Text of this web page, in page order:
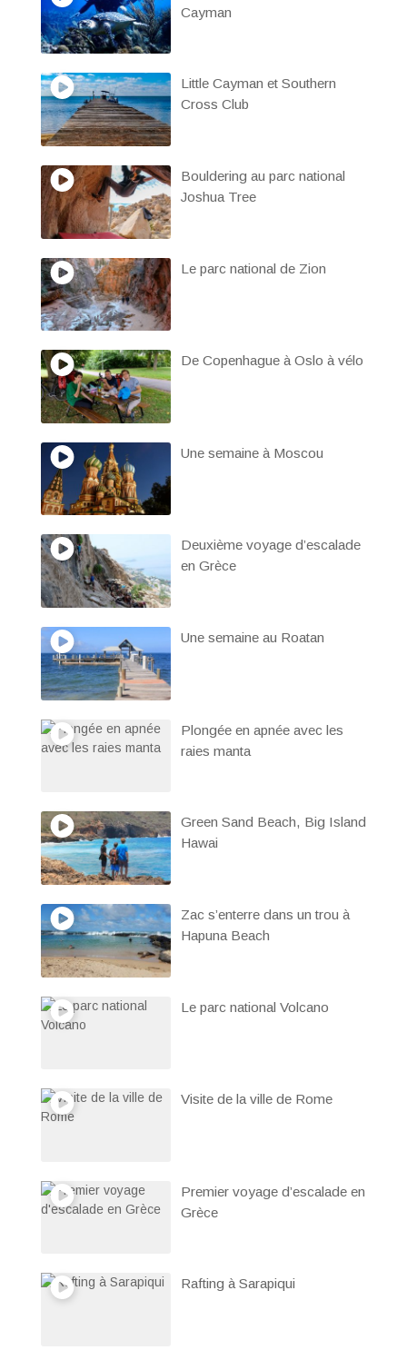
Cayman
Little Cayman et Southern
Cross Club
Bouldering au parc national
Joshua Tree
Le parc national de Zion
De Copenhague à Oslo à vélo
Une semaine à Moscou
Deuxième voyage d’escalade
en Grèce
Une semaine au Roatan
Plongée en apnée avec les
raies manta
Green Sand Beach, Big Island
Hawai
Zac s’enterre dans un trou à
Hapuna Beach
Le parc national Volcano
Visite de la ville de Rome
Premier voyage d’escalade en
Grèce
Rafting à Sarapiqui